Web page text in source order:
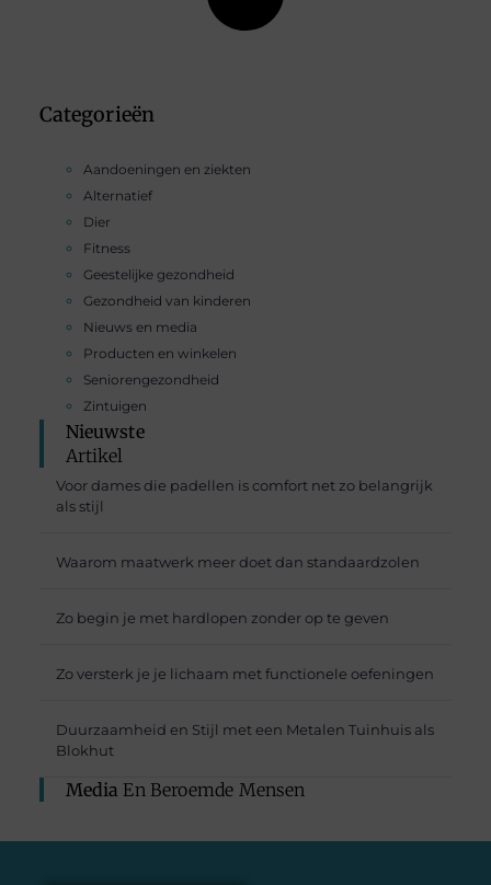
Categorieën
Aandoeningen en ziekten
Alternatief
Dier
Fitness
Geestelijke gezondheid
Gezondheid van kinderen
Nieuws en media
Producten en winkelen
Seniorengezondheid
Zintuigen
Nieuwste
Artikel
Voor dames die padellen is comfort net zo belangrijk
als stijl
Waarom maatwerk meer doet dan standaardzolen
Zo begin je met hardlopen zonder op te geven
Zo versterk je je lichaam met functionele oefeningen
Duurzaamheid en Stijl met een Metalen Tuinhuis als
Blokhut
Media En Beroemde Mensen